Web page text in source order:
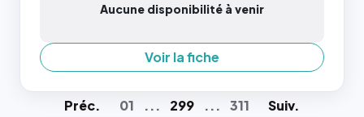
Aucune disponibilité à venir
Voir la fiche
Préc. 01 ... 299 ... 311 Suiv.